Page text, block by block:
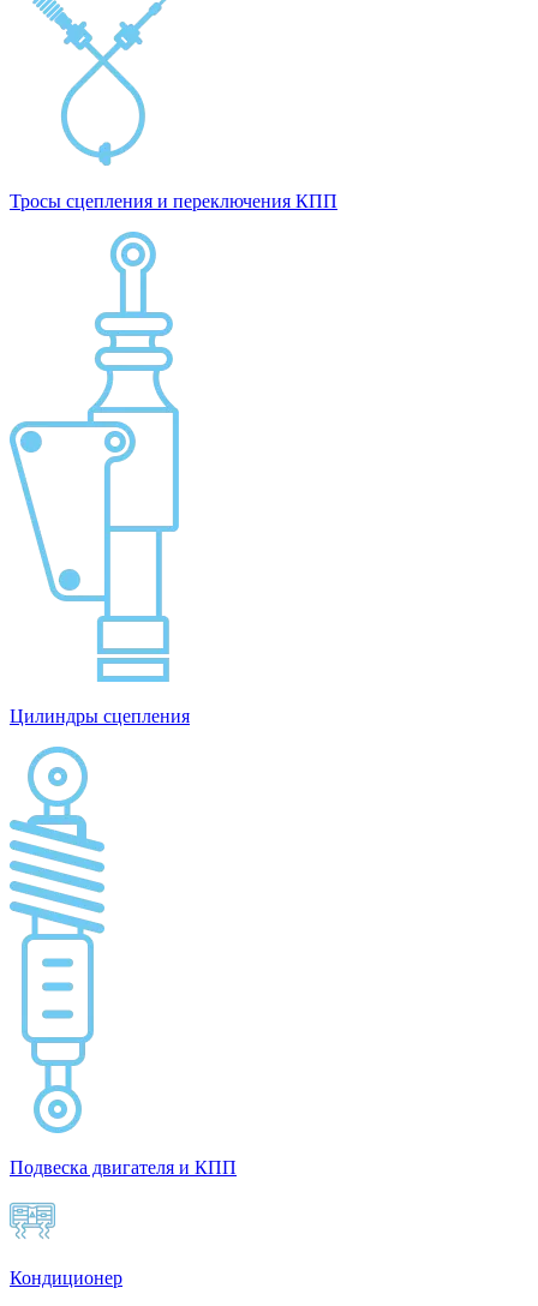
Тросы сцепления и переключения КПП
Цилиндры сцепления
Подвеска двигателя и КПП
Кондиционер